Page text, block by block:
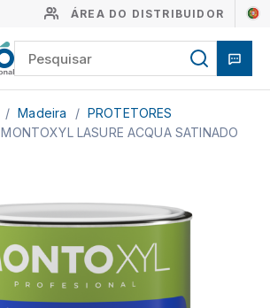
ÁREA DO DISTRIBUIDOR
/ Madeira / PROTETORES
MONTOXYL LASURE ACQUA SATINADO